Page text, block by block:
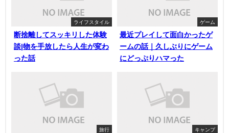
ライフスタイル
断捨離してスッキリした体験
談|物を手放したら人生が変わ
った話
ゲーム
最近プレイして面白かったゲ
ームの話｜久しぶりにゲーム
にどっぷりハマった
旅行 キャンプ